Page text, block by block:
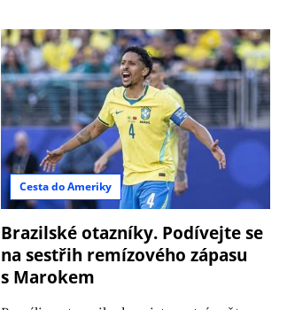
Cesta do Ameriky
Brazilské otazníky. Podívejte se
na sestřih remízového zápasu
s Marokem